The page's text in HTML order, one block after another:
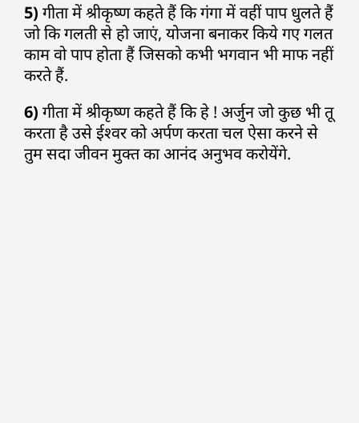
5) गीता में श्रीकृष्ण कहते हैं कि गंगा में वहीं पाप धुलते हैं
जो कि गलती से हो जाएं, योजना बनाकर किये गए गलत
काम वो पाप होता हैं जिसको कभी भगवान भी माफ नहीं
करते हैं.
6) गीता में श्रीकृष्ण कहते हैं कि हे ! अर्जुन जो कुछ भी तू
करता है उसे ईश्वर को अर्पण करता चल ऐसा करने से
तुम सदा जीवन मुक्त का आनंद अनुभव करोयेंगे.